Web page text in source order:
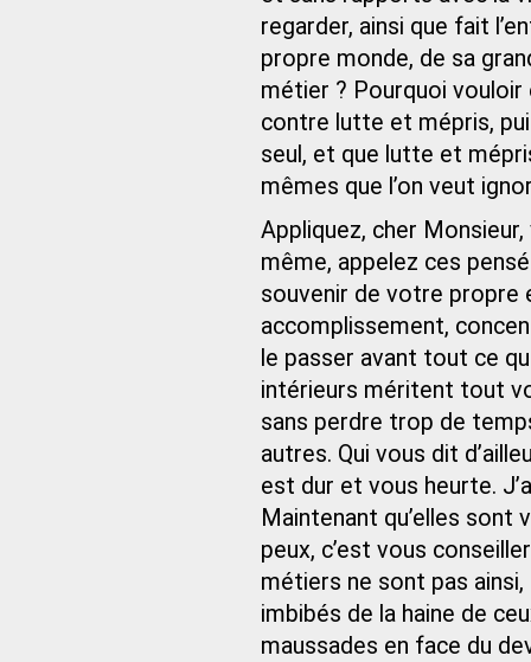
regarder, ainsi que fait
propre monde, de sa
métier ? Pourquoi vouloir
contre lutte et mépris,
seul, et que lutte et
mêmes que l’on veut
Appliquez, cher
même, appelez ces
souvenir de votre propre
accomplissement,
le passer avant tout ce
intérieurs méritent tout
sans perdre trop de
autres. Qui vous dit
est dur et vous heurte.
Maintenant qu’elles sont
peux, c’est vous
métiers ne sont pas ainsi,
imbibés de la haine de
maussades en face du